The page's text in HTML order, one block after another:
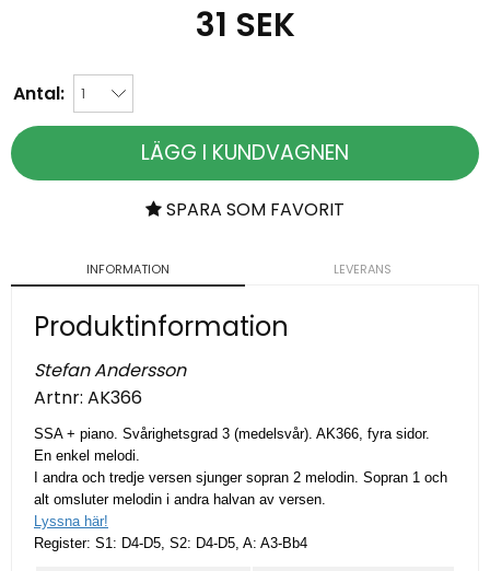
31 SEK
Antal:
LÄGG I KUNDVAGNEN
SPARA SOM FAVORIT
INFORMATION LEVERANS
Produktinformation
Stefan Andersson
Artnr: AK366
SSA + piano. Svårighetsgrad 3 (medelsvår). AK366, fyra sidor.
En enkel melodi.
I andra och tredje versen sjunger sopran 2 melodin. Sopran 1 och
alt omsluter melodin i andra halvan av versen.
Lyssna här!
Register: S1: D4-D5, S2: D4-D5, A: A3-Bb4